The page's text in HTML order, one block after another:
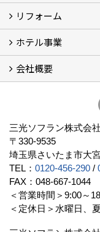
財産ドック
リフォーム
リフォーム
ホテル事業
三光ソフランの収
ホテル一覧
宿泊施設の主な経
京都での相続税対策
京都での収益用ホ
訪日外国人旅行者
よくある質問
会社概要
三光ソフランにつ
リクルート情報（
リクルート情報（
プライバシーポリ
三光ソフラン株式会社
〒330-9535
埼玉県さいたま市大
TEL： 0120-456-290 /
FAX：048-667-1044
＜営業時間＞9:00～
＜定休日＞水曜日、